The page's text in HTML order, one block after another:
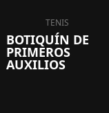
TENIS
BOTIQUÍN DE
PRIMEROS
AUXILIOS